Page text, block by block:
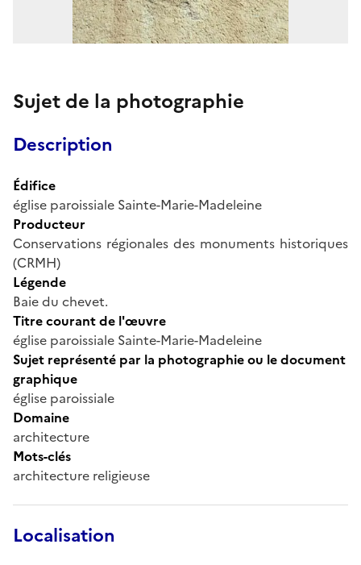
Sujet de la photographie
Description
Édifice
église paroissiale Sainte-Marie-Madeleine
Producteur
Conservations régionales des monuments historiques
(CRMH)
Légende
Baie du chevet.
Titre courant de l'œuvre
église paroissiale Sainte-Marie-Madeleine
Sujet représenté par la photographie ou le document
graphique
église paroissiale
Domaine
architecture
Mots-clés
architecture religieuse
Localisation